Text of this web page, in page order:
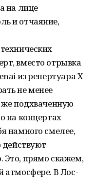
на лице
и отчаяние,
вместо отрывка
из репертуара X
не менее
подхваченную
на концертах
намного смелее,
действуют
Это, прямо скажем,
атмосфере. В Лос-